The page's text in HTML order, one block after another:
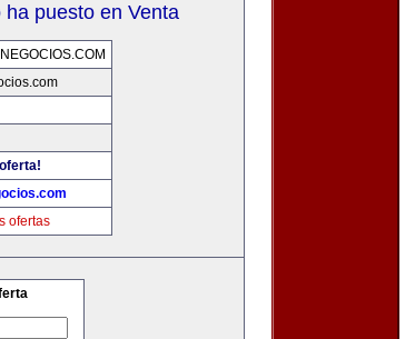
puesto en Venta
ofertas